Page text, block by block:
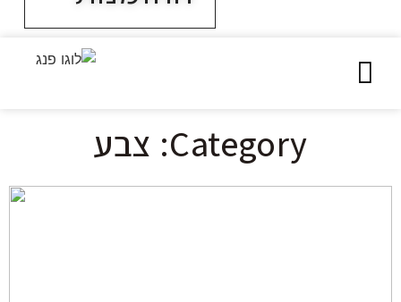
Category: צבע